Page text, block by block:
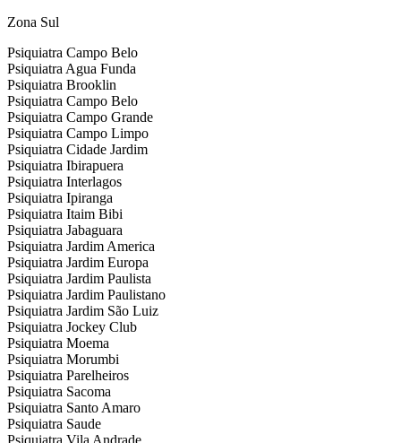
Zona Sul
Psiquiatra Campo Belo
Psiquiatra Agua Funda
Psiquiatra Brooklin
Psiquiatra Campo Belo
Psiquiatra Campo Grande
Psiquiatra Campo Limpo
Psiquiatra Cidade Jardim
Psiquiatra Ibirapuera
Psiquiatra Interlagos
Psiquiatra Ipiranga
Psiquiatra Itaim Bibi
Psiquiatra Jabaguara
Psiquiatra Jardim America
Psiquiatra Jardim Europa
Psiquiatra Jardim Paulista
Psiquiatra Jardim Paulistano
Psiquiatra Jardim São Luiz
Psiquiatra Jockey Club
Psiquiatra Moema
Psiquiatra Morumbi
Psiquiatra Parelheiros
Psiquiatra Sacoma
Psiquiatra Santo Amaro
Psiquiatra Saude
Psiquiatra Vila Andrade